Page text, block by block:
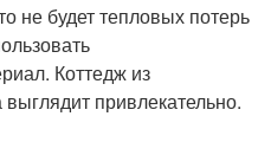
не будет тепловых потерь
Коттедж из
привлекательно.